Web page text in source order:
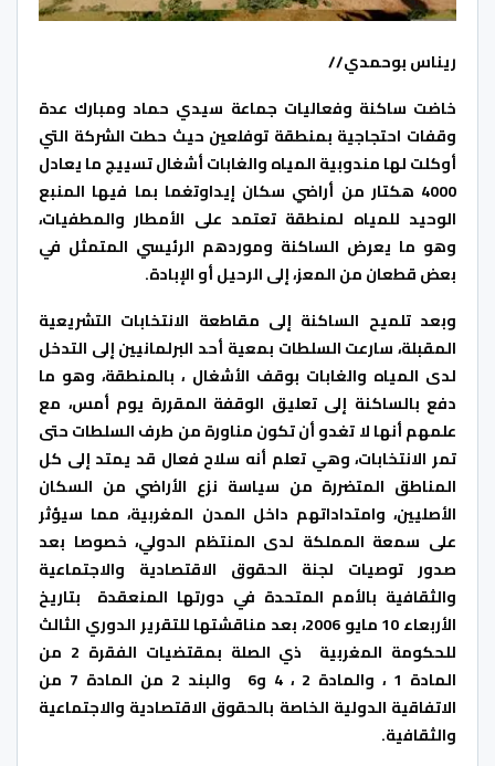
ريناس بوحمدي//
خاضت ساكنة وفعاليات جماعة سيدي حماد ومبارك عدة
وقفات احتجاجية بمنطقة توفلعين حيث حطت الشركة التي
أوكلت لها مندوبية المياه والغابات أشغال تسييج ما يعادل
4000 هكتار من أراضي سكان إيداوتغما بما فيها المنبع
الوحيد للمياه لمنطقة تعتمد على الأمطار والمطفيات،
وهو ما يعرض الساكنة وموردهم الرئيسي المتمثل في
بعض قطعان من المعز، إلى الرحيل أو الإبادة.
وبعد تلميح الساكنة إلى مقاطعة الانتخابات التشريعية
المقبلة، سارعت السلطات بمعية أحد البرلمانيين إلى التدخل
لدى المياه والغابات بوقف الأشغال ، بالمنطقة، وهو ما
دفع بالساكنة إلى تعليق الوقفة المقررة يوم أمس، مع
علمهم أنها لا تغدو أن تكون مناورة من طرف السلطات حتى
تمر الانتخابات، وهي تعلم أنه سلاح فعال قد يمتد إلى كل
المناطق المتضررة من سياسة نزع الأراضي من السكان
الأصليين، وامتداداتهم داخل المدن المغربية، مما سيؤثر
على سمعة المملكة لدى المنتظم الدولي، خصوصا بعد
صدور توصيات لجنة الحقوق الاقتصادية والاجتماعية
والثقافية بالأمم المتحدة في دورتها المنعقدة بتاريخ
الأربعاء 10 مايو 2006، بعد مناقشتها للتقرير الدوري الثالث
للحكومة المغربية ذي الصلة بمقتضيات الفقرة 2 من
المادة 1 ، والمادة 2 ، 4 و6 والبند 2 من المادة 7 من
الاتفاقية الدولية الخاصة بالحقوق الاقتصادية والاجتماعية
والثقافية.